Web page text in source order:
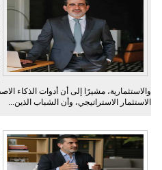
والاستثمارية، مشيرًا إلى أن أدوات الذكاء
الاستثمار الاستراتيجي، وأن الشباب الذين...